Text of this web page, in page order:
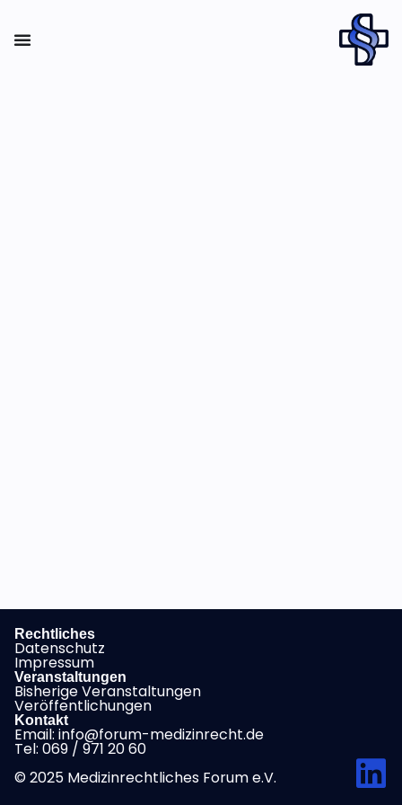
Rechtliches
Datenschutz
Impressum
Veranstaltungen
Bisherige Veranstaltungen
Veröffentlichungen
Kontakt
Email: info@forum-medizinrecht.de
Tel: 069 / 971 20 60
© 2025 Medizinrechtliches Forum e.V.